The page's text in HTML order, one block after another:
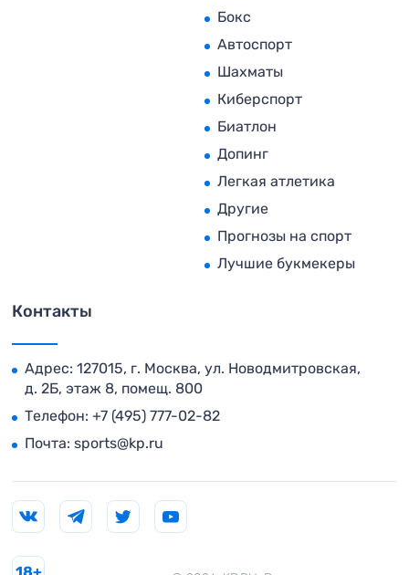
Бокс
Автоспорт
Шахматы
Киберспорт
Биатлон
Допинг
Легкая атлетика
Другие
Прогнозы на спорт
Лучшие букмекеры
Контакты
Адрес: 127015, г. Москва, ул. Новодмитровская,
д. 2Б, этаж 8, помещ. 800
Телефон: +7 (495) 777-02-82
Почта: sports@kp.ru